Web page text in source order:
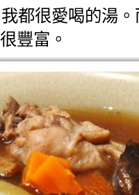
都很愛喝的湯
豐富。